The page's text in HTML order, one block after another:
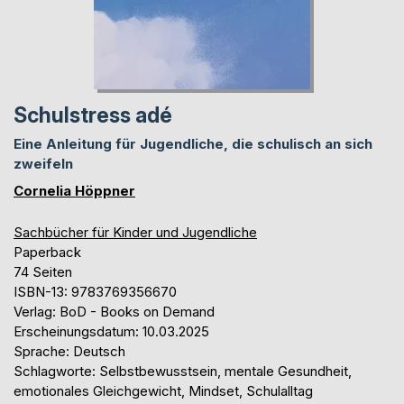
Schulstress adé
Eine Anleitung für Jugendliche, die schulisch an sich
zweifeln
Cornelia Höppner
Sachbücher für Kinder und Jugendliche
Paperback
74 Seiten
ISBN-13: 9783769356670
Verlag: BoD - Books on Demand
Erscheinungsdatum: 10.03.2025
Sprache: Deutsch
Schlagworte: Selbstbewusstsein, mentale Gesundheit,
emotionales Gleichgewicht, Mindset, Schulalltag